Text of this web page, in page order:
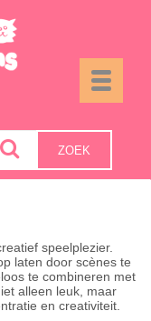
Toggle
ZOEK
speelplezier.
laten door scènes te
te combineren met
alleen leuk, maar
en creativiteit.